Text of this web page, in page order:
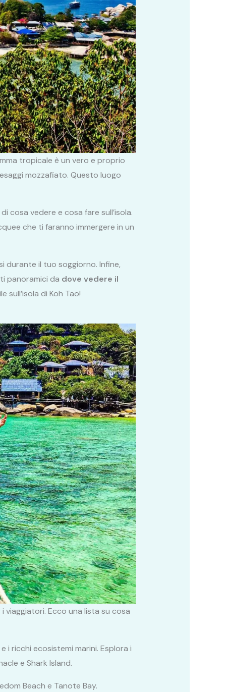
tropicale è un vero e proprio
mozzafiato. Questo luogo
cosa vedere e cosa fare sull’isola.
che ti faranno immergere in un
durante il tuo soggiorno. Infine,
panoramici da dove vedere il
sull’isola di Koh Tao!
viaggiatori. Ecco una lista su cosa
i ricchi ecosistemi marini. Esplora i
e Shark Island.
Beach e Tanote Bay.